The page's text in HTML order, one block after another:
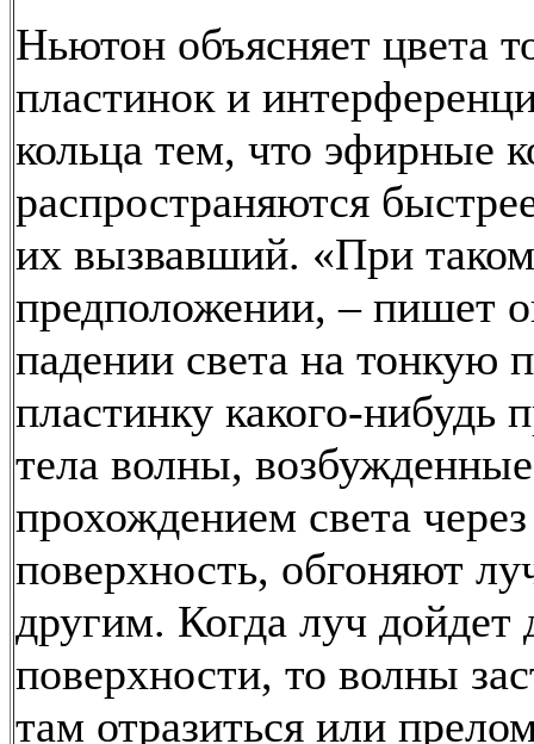
Ньютон объясняет цвета
пластинок и
кольца тем, что эфирные
распространяются
их вызвавший. «При таком
предположении, – пишет
падении света на тонкую
пластинку какого-нибудь
тела волны, возбужденные
прохождением света
поверхность, обгоняют
другим. Когда луч дойдет
поверхности, то волны
там отразиться или